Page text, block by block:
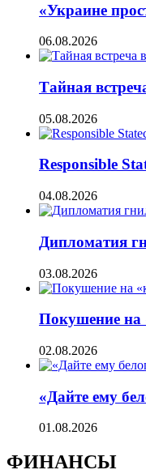
«Украине
06.08.2026
Тайная
05.08.2026
Responsible
04.08.2026
Дипломатия
03.08.2026
Покушение на
02.08.2026
«Дайте ему
01.08.2026
ФИНАНСЫ